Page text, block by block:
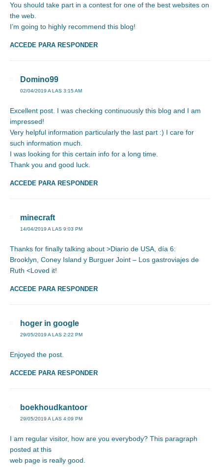
You should take part in a contest for one of the best websites on
the web.
I’m going to highly recommend this blog!
ACCEDE PARA RESPONDER
Domino99
02/04/2019 A LAS 3:15 AM
Excellent post. I was checking continuously this blog and I am
impressed!
Very helpful information particularly the last part :) I care for
such information much.
I was looking for this certain info for a long time.
Thank you and good luck.
ACCEDE PARA RESPONDER
minecraft
14/04/2019 A LAS 9:03 PM
Thanks for finally talking about >Diario de USA, día 6:
Brooklyn, Coney Island y Burguer Joint – Los gastroviajes de
Ruth <Loved it!
ACCEDE PARA RESPONDER
hoger in google
29/05/2019 A LAS 2:22 PM
Enjoyed the post.
ACCEDE PARA RESPONDER
boekhoudkantoor
29/05/2019 A LAS 4:09 PM
I am regular visitor, how are you everybody? This paragraph
posted at this
web page is really good.